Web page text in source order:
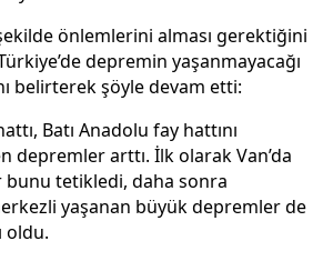
önlemlerini alması gerektiğini
depremin yaşanmayacağı
belirterek şöyle devam etti:
Batı Anadolu fay hattını
depremler arttı. İlk olarak Van’da
tetikledi, daha sonra
yaşanan büyük depremler de
oldu.